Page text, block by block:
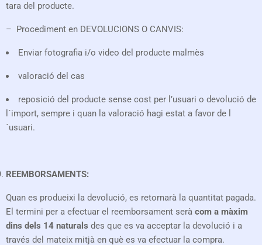
tara del producte.
– Procediment en DEVOLUCIONS O CANVIS:
Enviar fotografia i/o video del producte malmès
valoració del cas
reposició del producte sense cost per l’usuari o devolució de
l´import, sempre i quan la valoració hagi estat a favor de l
´usuari.
REEMBORSAMENTS:
Quan es produeixi la devolució, es retornarà la quantitat pagada.
El termini per a efectuar el reemborsament serà com a màxim
dins dels 14 naturals des que es va acceptar la devolució i a
través del mateix mitjà en què es va efectuar la compra.